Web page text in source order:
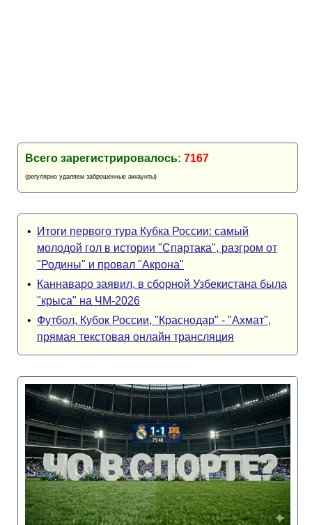
Всего зарегистрировалось: 7167
(регулярно удаляем заброшенные аккаунты)
•
Итоги первого тура Кубка России: самый
молодой гол в истории "Спартака", разгром от
"Родины" и провал "Акрона"
•
Каннаваро заявил, в сборной Узбекистана была
"крыса" на ЧМ-2026
• Футбол, Кубок России, "Краснодар" - "Ахмат",
прямая текстовая онлайн трансляция